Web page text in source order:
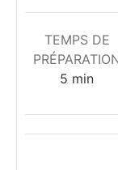
TEMPS DE
5 minutes
min